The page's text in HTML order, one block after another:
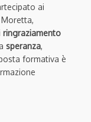
ai
ringraziamento
speranza,
formativa è